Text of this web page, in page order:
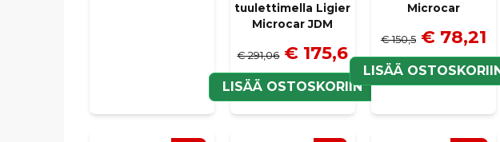
tuulettimella Ligier
Microcar JDM
€ 291,06 € 175,6
LISÄÄ OSTOSKORIIN
Microcar
€ 150,5 € 78,21
LISÄÄ